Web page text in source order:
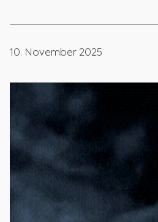
10. November 2025